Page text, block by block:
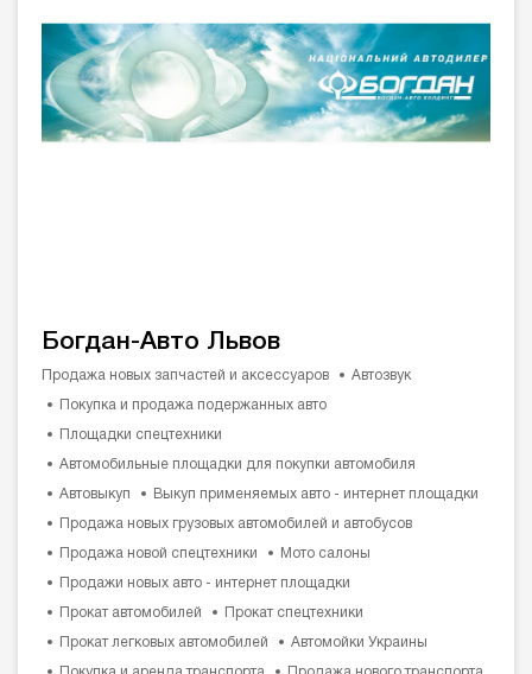
Богдан-Авто Львов
Продажа новых запчастей и аксессуаров Автозвук
Покупка и продажа подержанных авто
Площадки спецтехники
Автомобильные площадки для покупки автомобиля
Автовыкуп Выкуп применяемых авто - интернет площадки
Продажа новых грузовых автомобилей и автобусов
Продажа новой спецтехники Мото салоны
Продажи новых авто - интернет площадки
Прокат автомобилей Прокат спецтехники
Прокат легковых автомобилей Автомойки Украины